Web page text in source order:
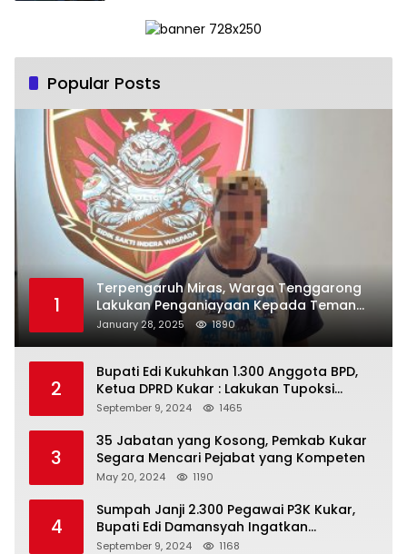
Popular Posts
1
Terpengaruh Miras, Warga Tenggarong
Lakukan Penganiayaan Kepada Teman
Sendiri
January 28, 2025 1890
2
Bupati Edi Kukuhkan 1.300 Anggota BPD,
Ketua DPRD Kukar : Lakukan Tupoksi
Dengan Baik Untuk Wujudkan
September 9, 2024 1465
3
35 Jabatan yang Kosong, Pemkab Kukar
Segara Mencari Pejabat yang Kompeten
May 20, 2024 1190
4
Sumpah Janji 2.300 Pegawai P3K Kukar,
Bupati Edi Damansyah Ingatkan
Tanggung Jawab Baru
September 9, 2024 1168